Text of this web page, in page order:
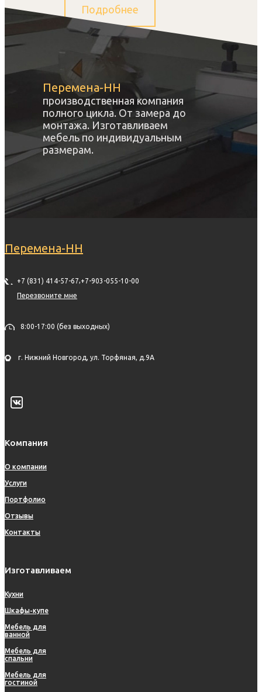
Подробнее
Перемена-НН
производственная компания
полного цикла. От замера до
монтажа. Изготавливаем
мебель по индивидуальным
размерам.
Перемена-НН
+7 (831) 414-57-67,+7-903-055-10-00
Перезвоните мне
8:00-17:00 (без выходных)
г. Нижний Новгород, ул. Торфяная, д.9А
Компания
О компании
Услуги
Портфолио
Отзывы
Контакты
Изготавливаем
Кухни
Шкафы-купе
Мебель для
ванной
Мебель для
спальни
Мебель для
гостиной